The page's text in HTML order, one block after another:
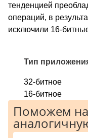
тенденцией
операций, в
исключили 16-
Тип
32-битное
16-битное
Поможем